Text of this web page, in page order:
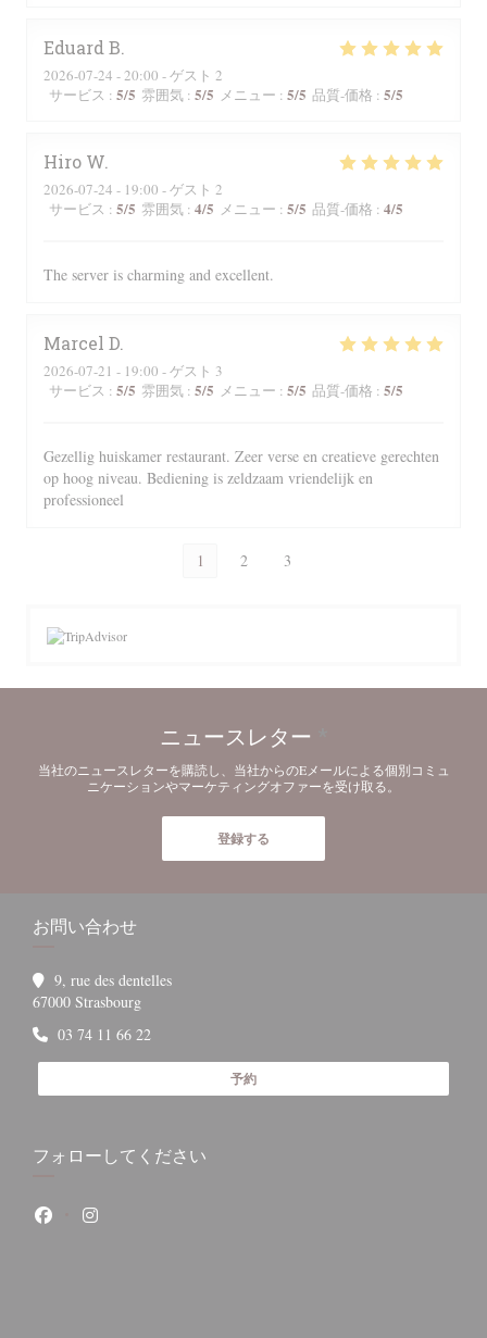
Eduard B
2026-07-24 - 20:00 - ゲスト 2
サービス : 5/5 雰囲気 : 5/5 メニュー : 5/5 品質-価格 : 5/5
Hiro W
2026-07-24 - 19:00 - ゲスト 2
サービス : 5/5 雰囲気 : 4/5 メニュー : 5/5 品質-価格 : 4/5
The server is charming and excellent.
Marcel D
2026-07-21 - 19:00 - ゲスト 3
サービス : 5/5 雰囲気 : 5/5 メニュー : 5/5 品質-価格 : 5/5
Gezellig huiskamer restaurant. Zeer verse en creatieve gerechten
op hoog niveau. Bediening is zeldzaam vriendelijk en
professioneel
1 2 3
ニュースレター
当社のニュースレターを購読し、当社からのEメールによる個別コミュ
ニケーションやマーケティングオファーを受け取る。
登録する
お問い合わせ
9, rue des dentelles
67000 Strasbourg((新しいウィンドウで開きます))
03 74 11 66 22
予約
フォローしてください
Facebook ((新しいウィンドウで開きます))
Instagram ((新しいウィンドウで開きます))